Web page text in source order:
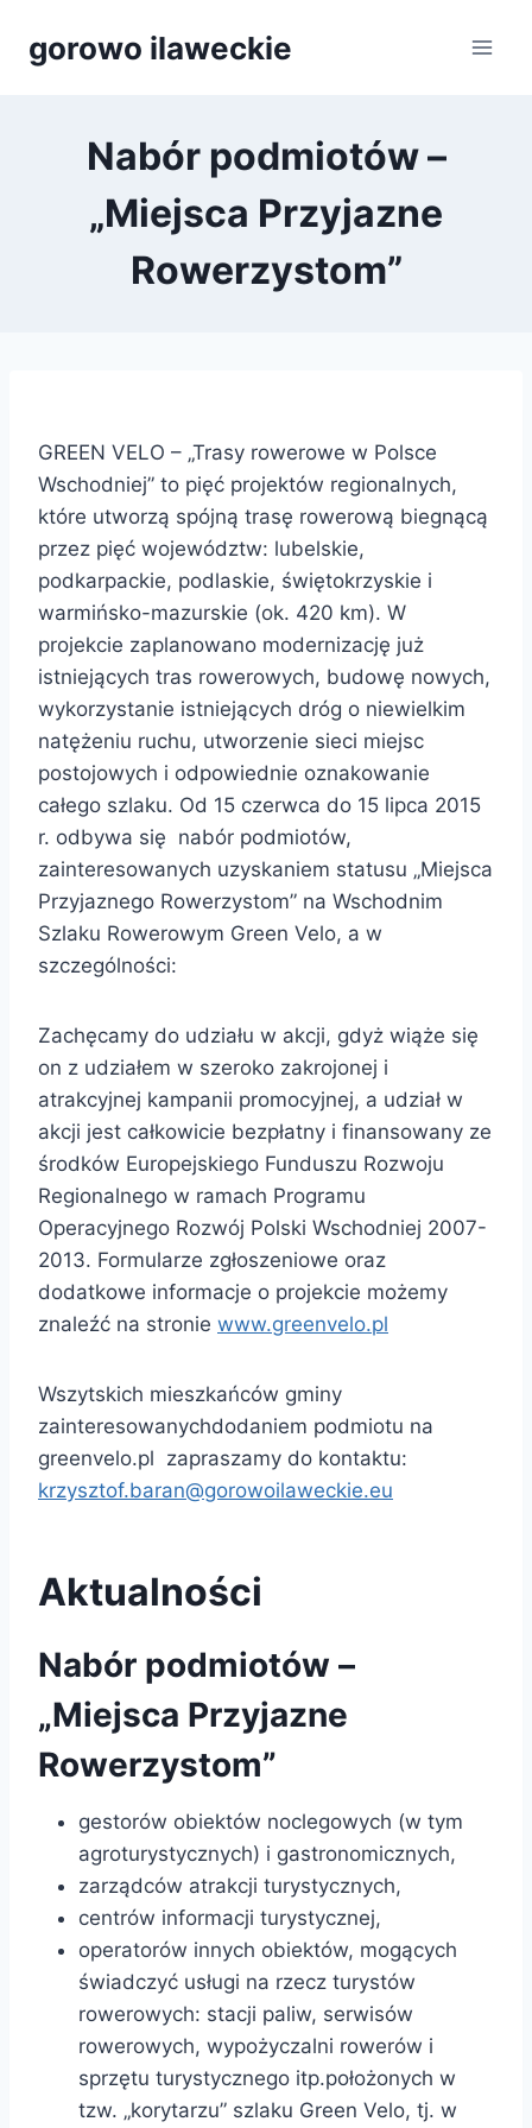
gorowo ilaweckie
Nabór podmiotów –
„Miejsca Przyjazne
Rowerzystom”
GREEN VELO – „Trasy rowerowe w Polsce
Wschodniej” to pięć projektów regionalnych,
które utworzą spójną trasę rowerową biegnącą
przez pięć województw: lubelskie,
podkarpackie, podlaskie, świętokrzyskie i
warmińsko-mazurskie (ok. 420 km). W
projekcie zaplanowano modernizację już
istniejących tras rowerowych, budowę nowych,
wykorzystanie istniejących dróg o niewielkim
natężeniu ruchu, utworzenie sieci miejsc
postojowych i odpowiednie oznakowanie
całego szlaku. Od 15 czerwca do 15 lipca 2015
r. odbywa się nabór podmiotów,
zainteresowanych uzyskaniem statusu „Miejsca
Przyjaznego Rowerzystom” na Wschodnim
Szlaku Rowerowym Green Velo, a w
szczególności:
Zachęcamy do udziału w akcji, gdyż wiąże się
on z udziałem w szeroko zakrojonej i
atrakcyjnej kampanii promocyjnej, a udział w
akcji jest całkowicie bezpłatny i finansowany ze
środków Europejskiego Funduszu Rozwoju
Regionalnego w ramach Programu
Operacyjnego Rozwój Polski Wschodniej 2007-
2013. Formularze zgłoszeniowe oraz
dodatkowe informacje o projekcie możemy
znaleźć na stronie www.greenvelo.pl
Wszytskich mieszkańców gminy
zainteresowanychdodaniem podmiotu na
greenvelo.pl zapraszamy do kontaktu:
krzysztof.baran@gorowoilaweckie.eu
Aktualności
Nabór podmiotów –
„Miejsca Przyjazne
Rowerzystom”
gestorów obiektów noclegowych (w tym
agroturystycznych) i gastronomicznych,
zarządców atrakcji turystycznych,
centrów informacji turystycznej,
operatorów innych obiektów, mogących
świadczyć usługi na rzecz turystów
rowerowych: stacji paliw, serwisów
rowerowych, wypożyczalni rowerów i
sprzętu turystycznego itp.położonych w
tzw. „korytarzu” szlaku Green Velo, tj. w